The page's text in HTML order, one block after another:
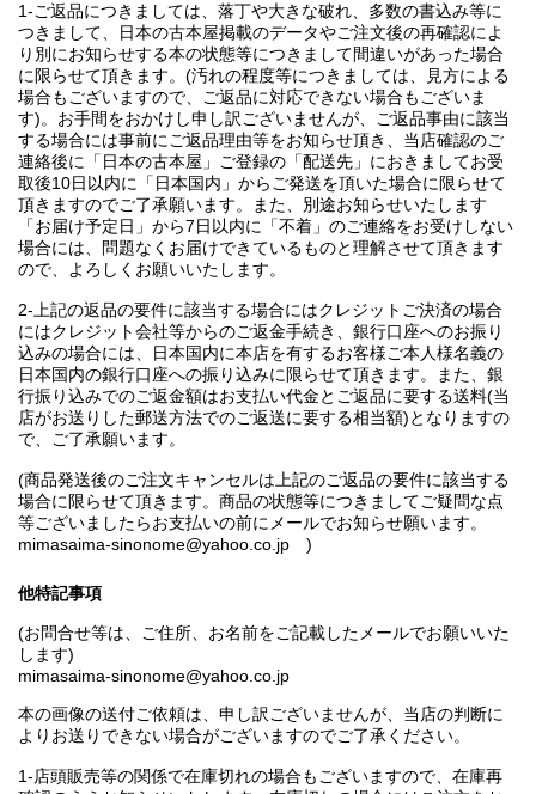
1-ご返品につきましては、落丁や大きな破れ、多数の書込み等に
つきまして、日本の古本屋掲載のデータやご注文後の再確認によ
り別にお知らせする本の状態等につきまして間違いがあった場合
に限らせて頂きます。(汚れの程度等につきましては、見方による
場合もございますので、ご返品に対応できない場合もございま
す)。お手間をおかけし申し訳ございませんが、ご返品事由に該当
する場合には事前にご返品理由等をお知らせ頂き、当店確認のご
連絡後に「日本の古本屋」ご登録の「配送先」におきましてお受
取後10日以内に「日本国内」からご発送を頂いた場合に限らせて
頂きますのでご了承願います。また、別途お知らせいたします
「お届け予定日」から7日以内に「不着」のご連絡をお受けしない
場合には、問題なくお届けできているものと理解させて頂きます
ので、よろしくお願いいたします。
2-上記の返品の要件に該当する場合にはクレジットご決済の場合
にはクレジット会社等からのご返金手続き、銀行口座へのお振り
込みの場合には、日本国内に本店を有するお客様ご本人様名義の
日本国内の銀行口座への振り込みに限らせて頂きます。また、銀
行振り込みでのご返金額はお支払い代金とご返品に要する送料(当
店がお送りした郵送方法でのご返送に要する相当額)となりますの
で、ご了承願います。
(商品発送後のご注文キャンセルは上記のご返品の要件に該当する
場合に限らせて頂きます。商品の状態等につきましてご疑問な点
等ございましたらお支払いの前にメールでお知らせ願います。
mimasaima-sinonome@yahoo.co.jp )
他特記事項
(お問合せ等は、ご住所、お名前をご記載したメールでお願いいた
します)
mimasaima-sinonome@yahoo.co.jp
本の画像の送付ご依頼は、申し訳ございませんが、当店の判断に
よりお送りできない場合がございますのでご了承ください。
1-店頭販売等の関係で在庫切れの場合もございますので、在庫再